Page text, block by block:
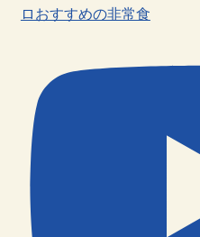
ロおすすめの非常食